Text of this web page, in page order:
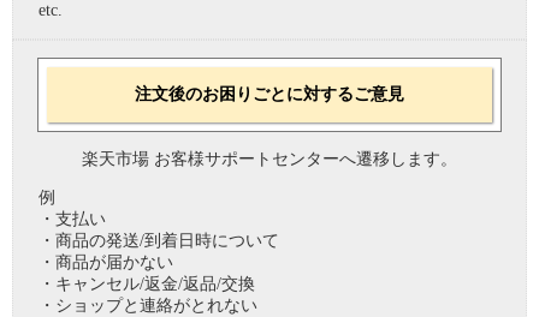
etc.
注文後のお困りごとに対するご意見
楽天市場 お客様サポートセンターへ遷移します。
例
・支払い
・商品の発送/到着日時について
・商品が届かない
・キャンセル/返金/返品/交換
・ショップと連絡がとれない